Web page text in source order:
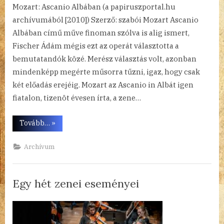
Mozart: Ascanio Albában (a papiruszportal.hu
archívumából [2010]) Szerző: szabói Mozart Ascanio
Albában című műve finoman szólva is alig ismert,
Fischer Ádám mégis ezt az operát választotta a
bemutatandók közé. Merész választás volt, azonban
mindenképp megérte műsorra tűzni, igaz, hogy csak
két előadás erejéig. Mozart az Ascanio in Albát igen
fiatalon, tizenöt évesen írta, a zene…
Tovább… “Low
budget,
standard”
»
Archívum
Egy hét zenei eseményei
Posted
2024.10.14.
By
admin
Nincs hozzászólása(z)
Egy